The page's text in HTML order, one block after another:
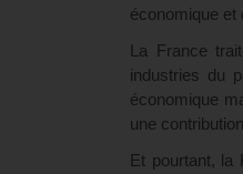
économique et
La France
industries du
économique
une
Et pourtant, la